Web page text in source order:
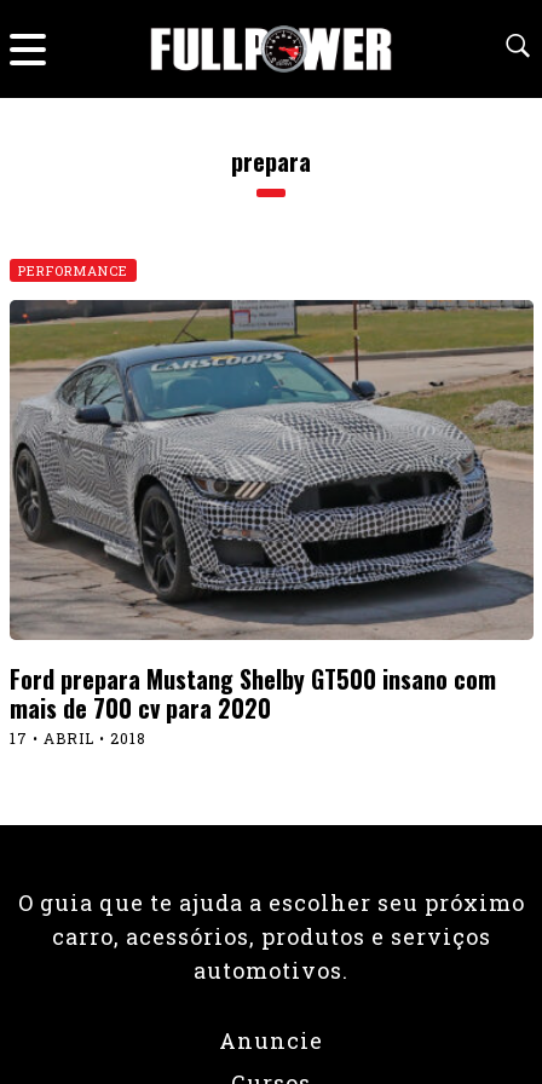
prepara
PERFORMANCE
Ford prepara Mustang Shelby GT500 insano com
mais de 700 cv para 2020
17 • ABRIL • 2018
O guia que te ajuda a escolher seu próximo
carro, acessórios, produtos e serviços
automotivos.
Anuncie